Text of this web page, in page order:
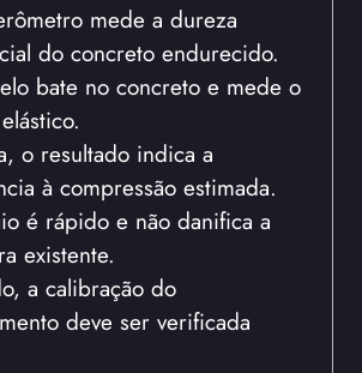
mede a dureza
do concreto endurecido.
bate no concreto e mede o
o resultado indica a
à compressão estimada.
é rápido e não danifica a
existente.
a calibração do
deve ser verificada